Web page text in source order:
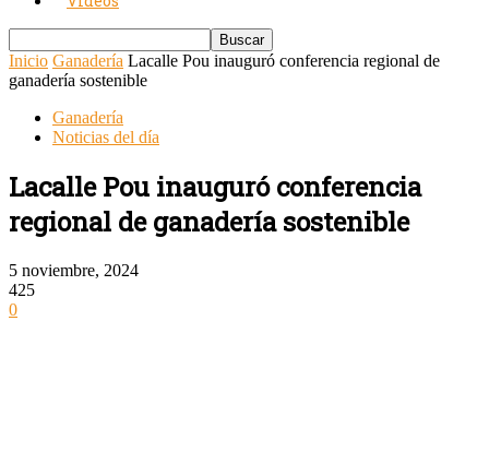
Inicio Ganadería Lacalle Pou inauguró conferencia regional de
ganadería sostenible
Ganadería
Noticias del día
Lacalle Pou inauguró conferencia
regional de ganadería sostenible
5 noviembre, 2024
425
0